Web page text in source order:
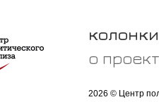
колонки
о
2026 © Центр